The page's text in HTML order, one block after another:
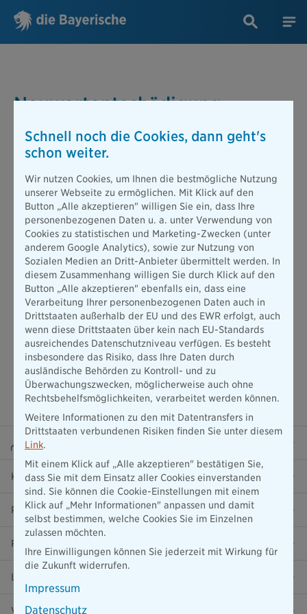
Neuwertentschädigung
dieNeuwertentschädigungden Vorteil, dass Sie bei Verlust
oder Zerstörung Ihres Fahrzeugs innerhalb festgelegter
Zeiträume den vollen Neupreis zurückerstattet bekommen. Mit
derNeuwertentschädigungsichern Sie sich somit finanziell ab
und können im Schadensfall den Wertverlust Ihres Fahrzeugs
minimieren.
Beraterportal
Karriere
Presse
Ratgeber
Lob & Kritik
Versicherung in der Nähe
Schnell noch die Cookies, dann geht's
schon weiter.
Wir nutzen Cookies, um Ihnen die bestmögliche Nutzung
unserer Webseite zu ermöglichen. Mit Klick auf den
Button „Alle akzeptieren" willigen Sie ein, dass Ihre
personenbezogenen Daten u. a. unter Verwendung von
Cookies zu statistischen und Marketing-Zwecken (unter
anderem Google Analytics), sowie zur Nutzung von
Sozialen Medien an Dritt-Anbieter übermittelt werden. In
diesem Zusammenhang willigen Sie durch Klick auf den
Button „Alle akzeptieren" ebenfalls ein, dass eine
Verarbeitung Ihrer personenbezogenen Daten auch in
Drittstaaten außerhalb der EU und des EWR erfolgt, auch
wenn diese Drittstaaten über kein nach EU-Standards
ausreichendes Datenschutzniveau verfügen. Es besteht
insbesondere das Risiko, dass Ihre Daten durch
ausländische Behörden zu Kontroll- und zu
Überwachungszwecken, möglicherweise auch ohne
Rechtsbehelfsmöglichkeiten, verarbeitet werden können.
Weitere Informationen zu den mit Datentransfers in
Drittstaaten verbundenen Risiken finden Sie unter diesem
Link.
Mit einem Klick auf „Alle akzeptieren" bestätigen Sie,
dass Sie mit dem Einsatz aller Cookies einverstanden
sind. Sie können die Cookie-Einstellungen mit einem
Klick auf „Mehr Informationen" anpassen und damit
selbst bestimmen, welche Cookies Sie im Einzelnen
zulassen möchten.
Ihre Einwilligungen können Sie jederzeit mit Wirkung für
die Zukunft widerrufen.
Impressum
Datenschutz